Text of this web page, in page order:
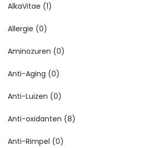
AlkaVitae (1)
Allergie (0)
Aminozuren (0)
Anti-Aging (0)
Anti-Luizen (0)
Anti-oxidanten (8)
Anti-Rimpel (0)